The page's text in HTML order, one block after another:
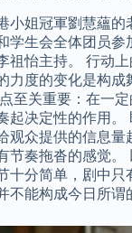
小姐冠軍劉慧蘊的
学生会全体团员参
祖怡主持。 行动
力度的变化是构成
至关重要：在一
起决定性的作用。
观众提供的信息量
节奏拖沓的感觉。
十分简单，剧中只
不能构成今日所谓